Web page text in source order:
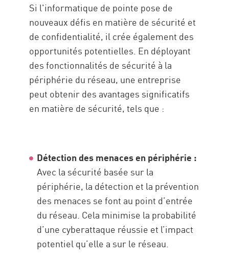
Si l'informatique de pointe pose de
nouveaux défis en matière de sécurité et
de confidentialité, il crée également des
opportunités potentielles. En déployant
des fonctionnalités de sécurité à la
périphérie du réseau, une entreprise
peut obtenir des avantages significatifs
en matière de sécurité, tels que :
Détection des menaces en périphérie :
Avec la sécurité basée sur la
périphérie, la détection et la prévention
des menaces se font au point d’entrée
du réseau. Cela minimise la probabilité
d’une cyberattaque réussie et l’impact
potentiel qu’elle a sur le réseau.